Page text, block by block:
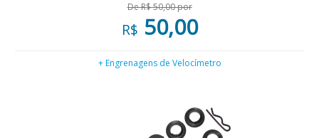
De R$ 50,00 por
R$ 50,00
+ Engrenagens de Velocímetro